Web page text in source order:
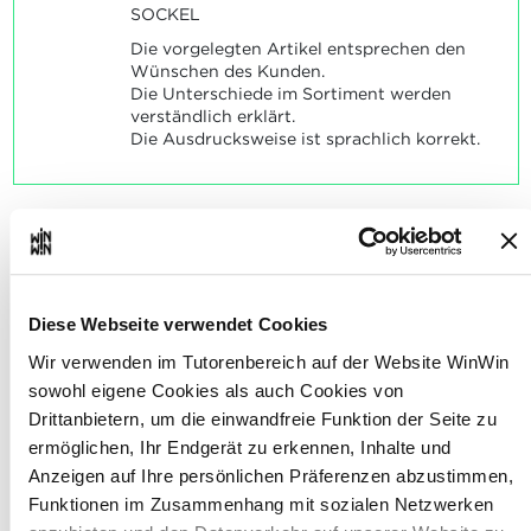
Diese Webseite verwendet Cookies
Wir verwenden im Tutorenbereich auf der Website WinWin
sowohl eigene Cookies als auch Cookies von
Drittanbietern, um die einwandfreie Funktion der Seite zu
ermöglichen, Ihr Endgerät zu erkennen, Inhalte und
Anzeigen auf Ihre persönlichen Präferenzen abzustimmen,
Funktionen im Zusammenhang mit sozialen Netzwerken
SOCKEL
Die vorgelegten Artikel entsprechen den
Wünschen des Kunden.
Die Unterschiede im Sortiment werden
verständlich erklärt.
Die Ausdrucksweise ist sprachlich korrekt.
Der Auszubildende ist in Lage,
sich mit den Eigenschaften
vertraut zu machen und diese
zu benennen.
Maximale Punktzahl: 6